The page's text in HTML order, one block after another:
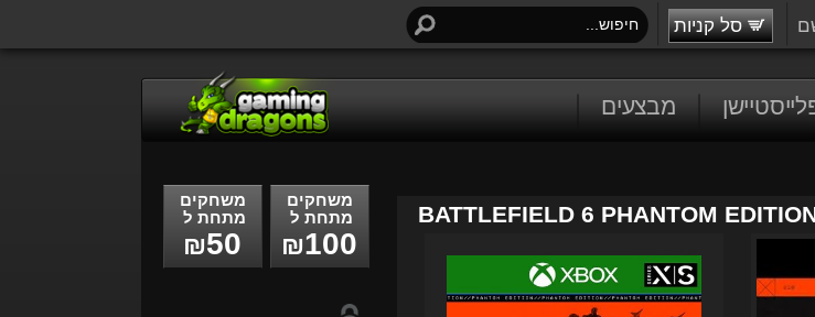
סל קניות
מבצעים
משחקים
מתחת ל
₪50
משחקים
מתחת ל
₪100
BATTLEFIELD 6 PHANTOM